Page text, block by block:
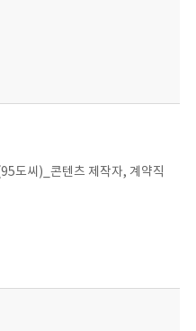
도씨)_콘텐츠 제작자, 계약직